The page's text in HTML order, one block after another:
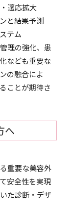
適応拡大
と結果予測
テム
理の強化、患
なども重要な
の融合によ
ことが期待さ
へ
重要な美容外
安全性を実現
た診断・デザ